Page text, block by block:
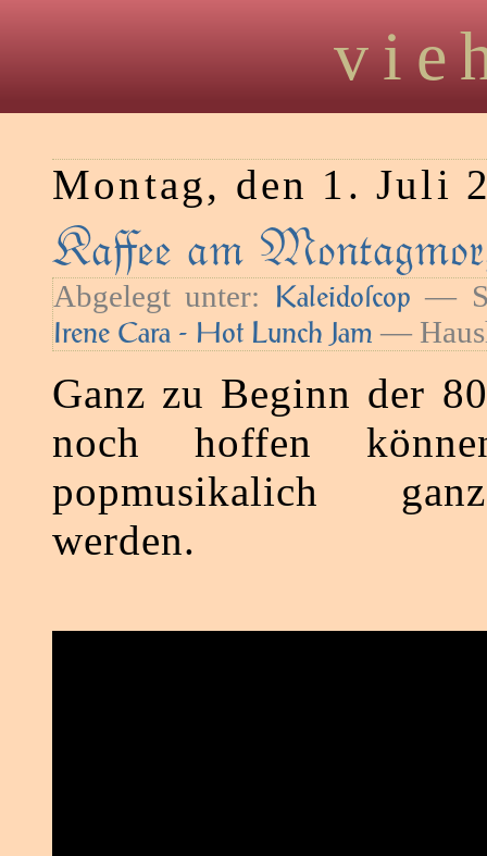
Montag, den 1. Juli
Kaﬀee am
Abgelegt unter: Kaleidoſcop —
Irene Cara - Hot Lunch Jam —
Ganz zu Beginn der
noch hoffen
popmusikalich
werden.